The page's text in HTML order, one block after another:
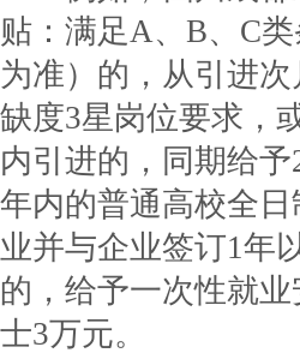
贴：满足A、B、C
为准）的，从引进
缺度3星岗位要求，
内引进的，同期给
年内的普通高校全
业并与企业签订1年
的，给予一次性就
士3万元。